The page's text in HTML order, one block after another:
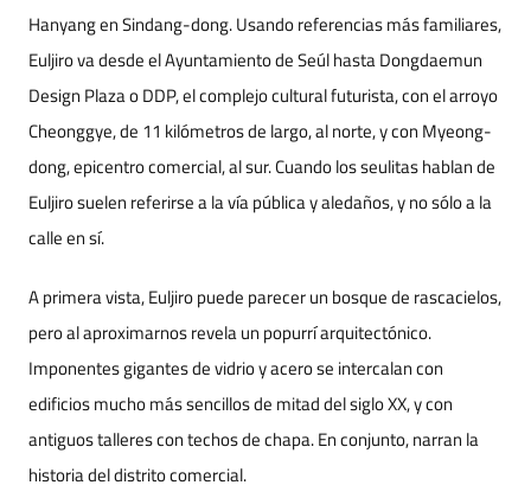
Hanyang en Sindang-dong. Usando referencias más familiares,
Euljiro va desde el Ayuntamiento de Seúl hasta Dongdaemun
Design Plaza o DDP, el complejo cultural futurista, con el arroyo
Cheonggye, de 11 kilómetros de largo, al norte, y con Myeong-
dong, epicentro comercial, al sur. Cuando los seulitas hablan de
Euljiro suelen referirse a la vía pública y aledaños, y no sólo a la
calle en sí.
A primera vista, Euljiro puede parecer un bosque de rascacielos,
pero al aproximarnos revela un popurrí arquitectónico.
Imponentes gigantes de vidrio y acero se intercalan con
edificios mucho más sencillos de mitad del siglo XX, y con
antiguos talleres con techos de chapa. En conjunto, narran la
historia del distrito comercial.